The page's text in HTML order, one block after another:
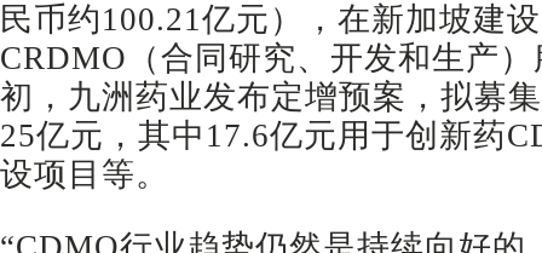
民币约100.21亿元），在新加坡建
CRDMO（合同研究、开发和生产
初，九洲药业发布定增预案，拟募
25亿元，其中17.6亿元用于创新药
设项目等。